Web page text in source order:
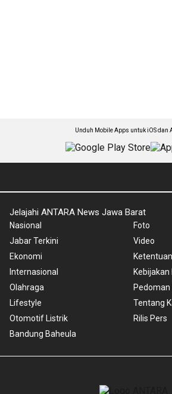
Unduh Mobile Apps untuk iOS dan
Jelajahi ANTARA News Jawa Barat
Nasional
Jabar Terkini
Ekonomi
Internasional
Olahraga
Lifestyle
Otomotif Listrik
Bandung Baheula
Foto
Video
Kebijakan
Tentang
Rilis Pers